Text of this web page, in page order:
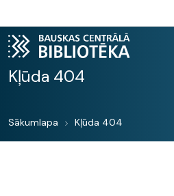
Kļūda 404
Sākumlapa Kļūda 404